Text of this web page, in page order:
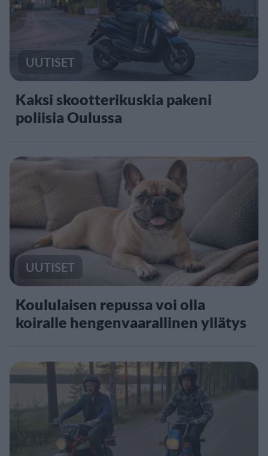
UUTISET
Kaksi skootterikuskia pakeni
poliisia Oulussa
UUTISET
Koululaisen repussa voi olla
koiralle hengenvaarallinen yllätys